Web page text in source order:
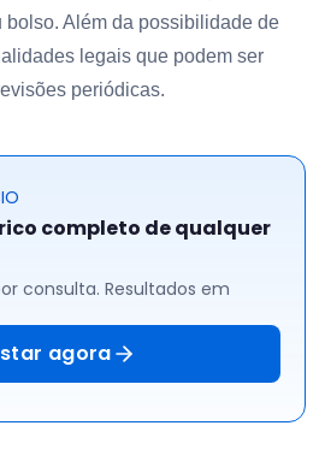
bolso. Além da possibilidade de
legais que podem ser
periódicas.
completo de qualquer
consulta. Resultados em
agora